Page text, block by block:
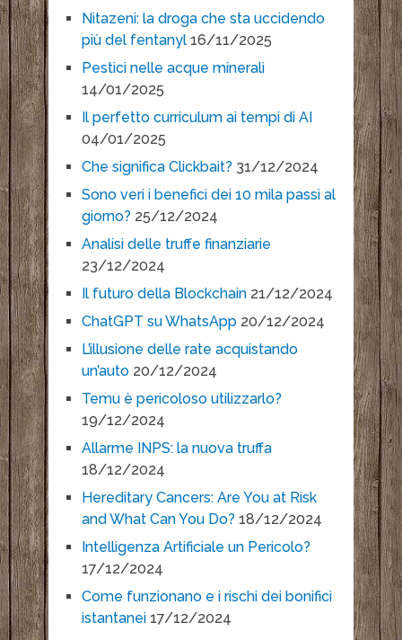
Nitazeni: la droga che sta uccidendo
più del fentanyl 16/11/2025
Pestici nelle acque minerali
14/01/2025
Il perfetto curriculum ai tempi di AI
04/01/2025
Che significa Clickbait? 31/12/2024
Sono veri i benefici dei 10 mila passi al
giorno? 25/12/2024
Analisi delle truffe finanziarie
23/12/2024
Il futuro della Blockchain 21/12/2024
ChatGPT su WhatsApp 20/12/2024
L’illusione delle rate acquistando
un’auto 20/12/2024
Temu è pericoloso utilizzarlo?
19/12/2024
Allarme INPS: la nuova truffa
18/12/2024
Hereditary Cancers: Are You at Risk
and What Can You Do? 18/12/2024
Intelligenza Artificiale un Pericolo?
17/12/2024
Come funzionano e i rischi dei bonifici
istantanei 17/12/2024